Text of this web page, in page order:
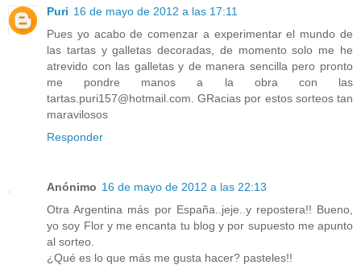
Puri 16 de mayo de 2012 a las 17:11
Pues yo acabo de comenzar a experimentar el mundo de
las tartas y galletas decoradas, de momento solo me he
atrevido con las galletas y de manera sencilla pero pronto
me pondre manos a la obra con las
tartas.puri157@hotmail.com. GRacias por estos sorteos tan
maravilosos
Responder
Anónimo 16 de mayo de 2012 a las 22:13
Otra Argentina más por España..jeje..y repostera!! Bueno,
yo soy Flor y me encanta tu blog y por supuesto me apunto
al sorteo.
¿Qué es lo que más me gusta hacer? pasteles!!